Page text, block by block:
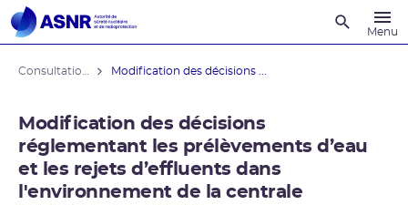
Menu
Modification des décisions ...
Modification des décisions
réglementant les prélèvements d’eau
et les rejets d’effluents dans
l'environnement de la centrale